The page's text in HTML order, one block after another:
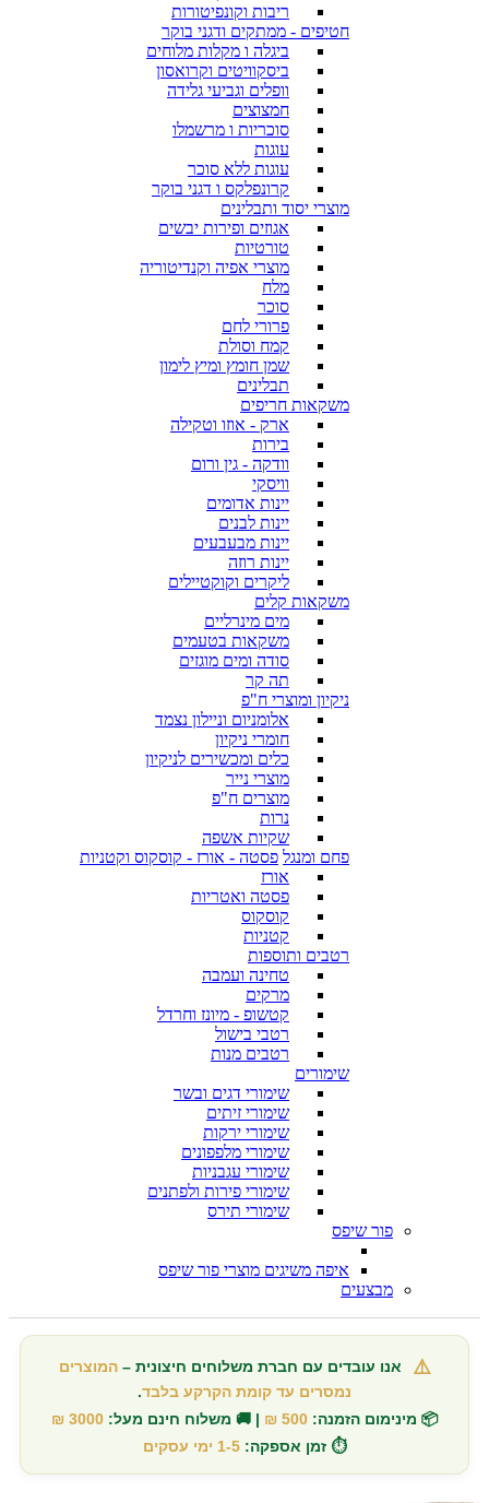
ריבות וקונפיטורות
חטיפים - ממתקים ודגני בוקר
ביגלה ו מקלות מלוחים
ביסקוויטים וקרואסון
וופלים וגביעי גלידה
חמצוצים
סוכריות ו מרשמלו
עוגות
עוגות ללא סוכר
קרונפלקס ו דגני בוקר
מוצרי יסוד ותבלינים
אגוזים ופירות יבשים
טורטיות
מוצרי אפיה וקנדיטוריה
מלח
סוכר
פרורי לחם
קמח וסולת
שמן חומץ ומיץ לימון
תבלינים
משקאות חריפים
ארק - אוזו וטקילה
בירות
וודקה - גין ורום
וויסקי
יינות אדומים
יינות לבנים
יינות מבעבעים
יינות רוזה
ליקרים וקוקטיילים
משקאות קלים
מים מינרליים
משקאות בטעמים
סודה ומים מוגזים
תה קר
ניקיון ומוצרי ח"פ
אלומניום וניילון נצמד
חומרי ניקיון
כלים ומכשירים לניקיון
מוצרי נייר
מוצרים ח"פ
נרות
שקיות אשפה
פחם ומנגל פסטה - אורז - קוסקוס וקטניות
אורז
פסטה ואטריות
קוסקוס
קטניות
רטבים ותוספות
טחינה ועמבה
מרקים
קטשופ - מיונז וחרדל
רטבי בישול
רטבים מנות
שימורים
שימורי דגים ובשר
שימורי זיתים
שימורי ירקות
שימורי מלפפונים
שימורי עגבניות
שימורי פירות ולפתנים
שימורי תירס
פור שיפס
איפה משיגים מוצרי פור שיפס
מבצעים
⚠️ אנו עובדים עם חברת משלוחים חיצונית –המוצרים
נמסרים עד קומת הקרקע בלבד.
📦 מינימום הזמנה: 500 ₪ | 🚚 משלוח חינם מעל: 3000 ₪
⏱️ זמן אספקה: 1-5 ימי עסקים